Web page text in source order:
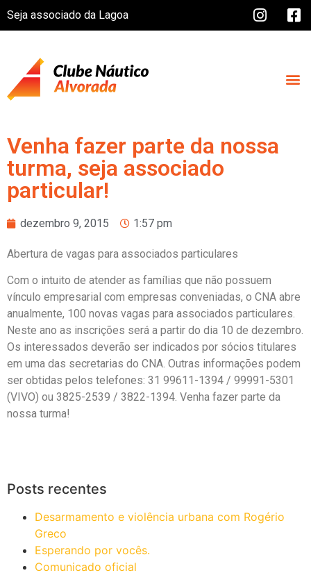
Seja associado da Lagoa
Venha fazer parte da nossa
turma, seja associado
particular!
dezembro 9, 2015 1:57 pm
Abertura de vagas para associados particulares
Com o intuito de atender as famílias que não possuem
vínculo empresarial com empresas conveniadas, o CNA abre
anualmente, 100 novas vagas para associados particulares.
Neste ano as inscrições será a partir do dia 10 de dezembro.
Os interessados deverão ser indicados por sócios titulares
em uma das secretarias do CNA. Outras informações podem
ser obtidas pelos telefones: 31 99611-1394 / 99991-5301
(VIVO) ou 3825-2539 / 3822-1394. Venha fazer parte da
nossa turma!
Posts recentes
Desarmamento e violência urbana com Rogério
Greco
Esperando por vocês.
Comunicado oficial